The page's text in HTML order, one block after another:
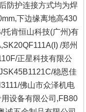
防护连接方式均为焊
下边缘离地高430
肯恒山科技(广州)有
/郑州
正星科技有限公
稳恩佳
佛山市众泽机电
设备有限公司,FB80